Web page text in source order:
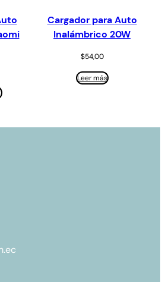
Cargador para Auto
Inalámbrico 20W
$54,00
Leer más